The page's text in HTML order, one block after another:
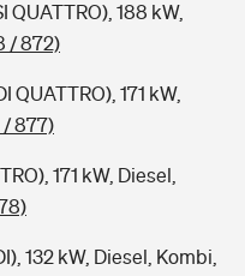
QUATTRO), 188 kW,
/ 872)
QUATTRO), 171 kW,
877)
171 kW, Diesel,
132 kW, Diesel, Kombi,